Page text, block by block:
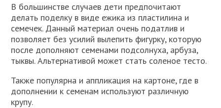
В большинстве случаев дети предпочитают
делать поделку в виде ежика из пластилина и
семечек. Данный материал очень податлив и
позволяет без усилий вылепить фигурку, которую
после дополняют семенами подсолнуха, арбуза,
тыквы. Альтернативой может стать соленое тесто.
Также популярна и аппликация на картоне, где в
дополнении к семенам используют различную
крупу.